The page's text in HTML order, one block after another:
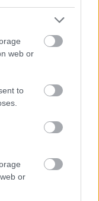
web or
to
or
habos isler?
június a
a
pedig egy másik
el a mezőtúri